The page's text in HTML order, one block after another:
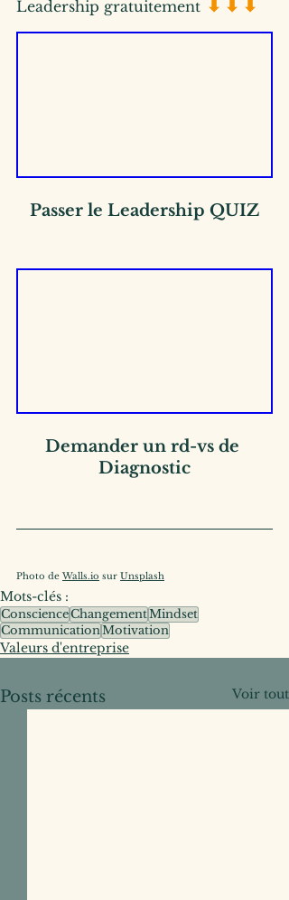
Leadership gratuitement
Passer le Leadership QUIZ
Demander un rd-vs de
Diagnostic
Photo de Walls.io sur Unsplash
Mots-clés :
ConscienceChangementMindset
CommunicationMotivation
Valeurs d'entreprise
Posts récents Voir tout